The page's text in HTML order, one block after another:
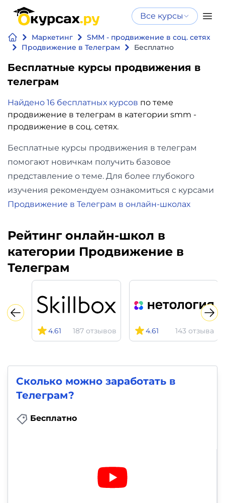
Все курсы
Маркетинг
SMM - продвижение в соц. сетях
Продвижение в Телеграм
Бесплатно
Бесплатные курсы продвижения в
телеграм
Найдено 16 бесплатных курсов по теме
продвижение в телеграм в категории smm -
продвижение в соц. сетях.
Бесплатные курсы продвижения в телеграм
помогают новичкам получить базовое
представление о теме. Для более глубокого
изучения рекомендуем ознакомиться с курсами
Продвижение в Телеграм в онлайн-школах
Рейтинг онлайн-школ в
категории Продвижение в
Телеграм
4.61 187 отзывов 4.61 143 отзыва
Сколько можно заработать в
Телеграм?
Бесплатно
Нейросеть
и ИИ
Программирование
Бизнес
и
финансы
Дизайн
Аналитика
Видео,
аудио
Маркетинг
Иностранный
язык
Для
Красота,
здоровье,
фитнес
саморазвитие
Нейросеть и ИИ
искусственному
Курсы по нейросетям
Бесплатно